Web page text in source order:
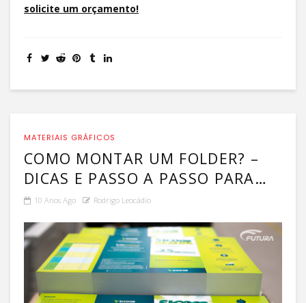
solicite um orçamento!
MATERIAIS GRÁFICOS
COMO MONTAR UM FOLDER? –
DICAS E PASSO A PASSO PARA
FAZER UM FOLDER!
10 Anos Ago Rodrigo Leocádio